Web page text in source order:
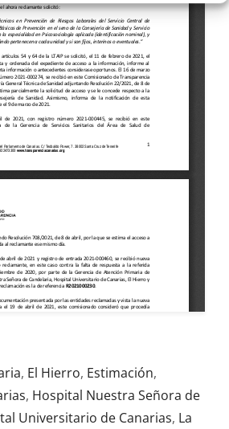
, El Hierro, Estimación,
, Hospital Nuestra Señora de
Universitario de Canarias, La